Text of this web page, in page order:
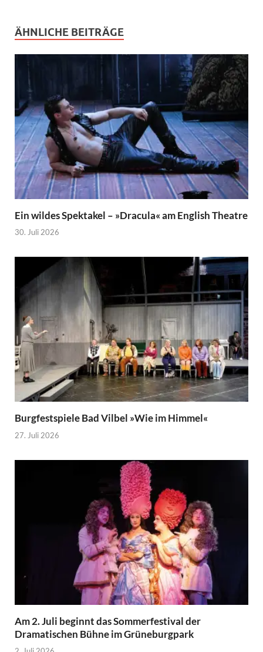
ÄHNLICHE BEITRÄGE
Ein wildes Spektakel – »Dracula« am English Theatre
30. Juli 2026
Burgfestspiele Bad Vilbel »Wie im Himmel«
27. Juli 2026
Am 2. Juli beginnt das Sommerfestival der
Dramatischen Bühne im Grüneburgpark